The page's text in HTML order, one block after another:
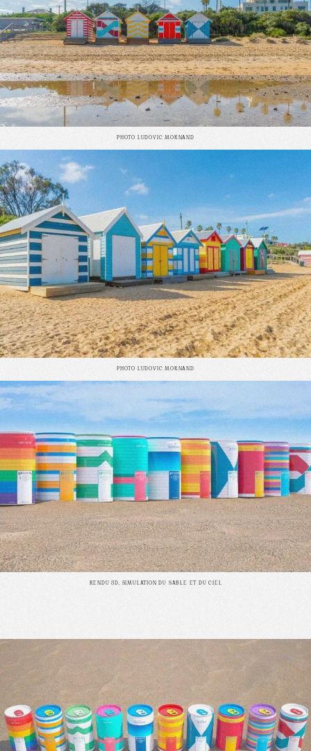
PHOTO LUDOVIC MORNAND
PHOTO LUDOVIC MORNAND
RENDU 3D, SIMULATION DU SABLE ET DU CIEL